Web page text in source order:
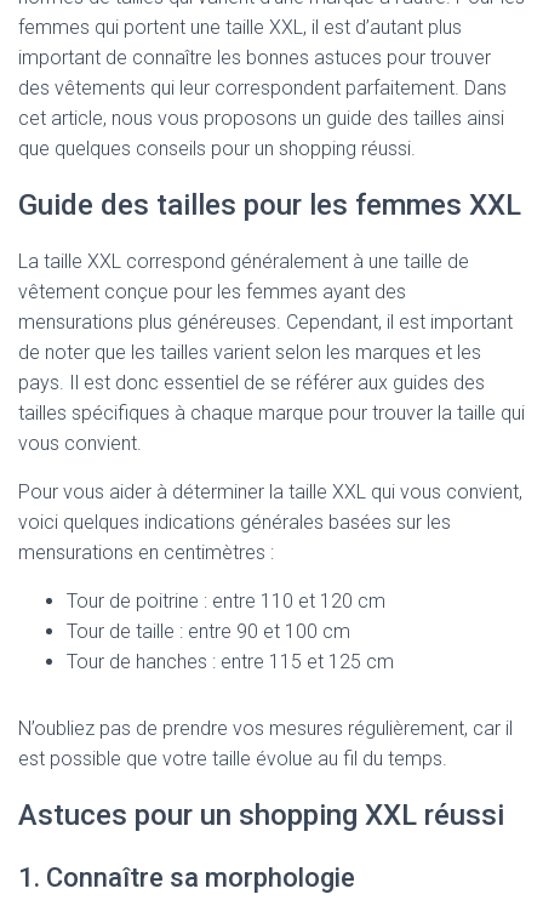
femmes qui portent une taille XXL, il est d’autant plus
important de connaître les bonnes astuces pour trouver
des vêtements qui leur correspondent parfaitement. Dans
cet article, nous vous proposons un guide des tailles ainsi
que quelques conseils pour un shopping réussi.
Guide des tailles pour les femmes XXL
La taille XXL correspond généralement à une taille de
vêtement conçue pour les femmes ayant des
mensurations plus généreuses. Cependant, il est important
de noter que les tailles varient selon les marques et les
pays. Il est donc essentiel de se référer aux guides des
tailles spécifiques à chaque marque pour trouver la taille qui
vous convient.
Pour vous aider à déterminer la taille XXL qui vous convient,
voici quelques indications générales basées sur les
mensurations en centimètres :
Tour de poitrine : entre 110 et 120 cm
Tour de taille : entre 90 et 100 cm
Tour de hanches : entre 115 et 125 cm
N’oubliez pas de prendre vos mesures régulièrement, car il
est possible que votre taille évolue au fil du temps.
Astuces pour un shopping XXL réussi
1. Connaître sa morphologie